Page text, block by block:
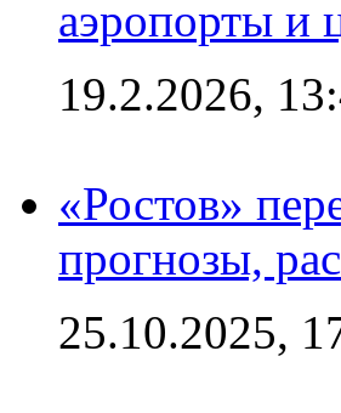
аэропорты и
19.2.2026,
«Ростов»
прогнозы,
25.10.2025,